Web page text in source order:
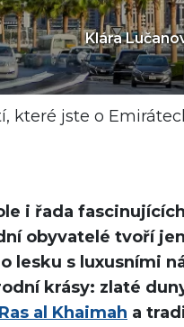
Klára
které jste o
i řada
obyvatelé tvoří
lesku s luxusními
krásy: zlaté
Ras al Khaimah a